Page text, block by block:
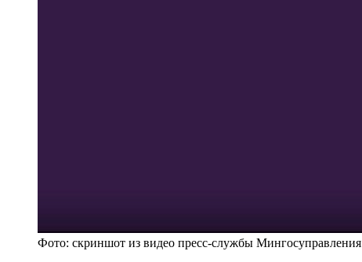
Фото: скриншот из видео пресс-службы